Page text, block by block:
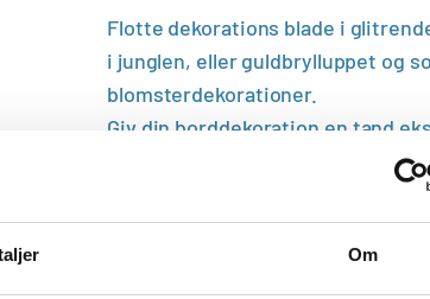
Om
Flotte dekorations blade i
i junglen, eller guldbrylluppet og
blomsterdekorationer.
Giv din borddekoration en tand
Du får 6 kunstige blade i gylden
træpind i pakken